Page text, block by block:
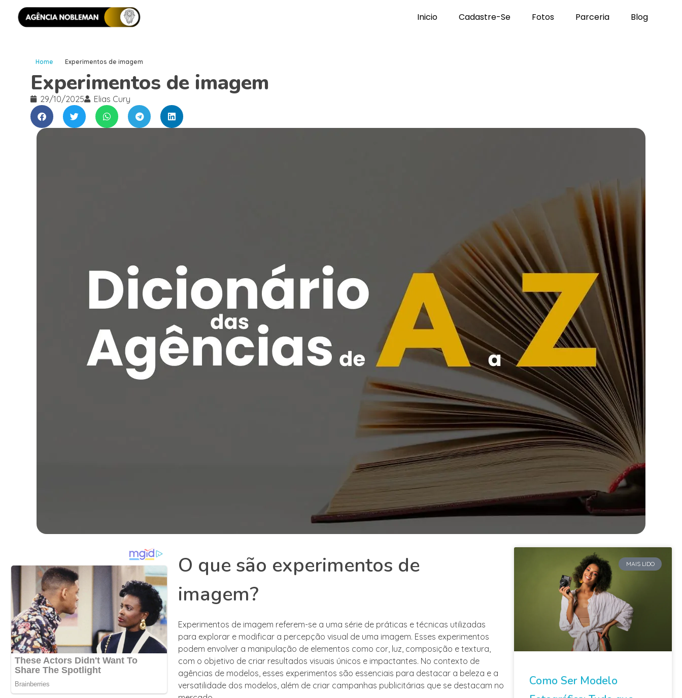
Inicio Cadastre-Se Fotos Parceria Blog
Home Experimentos de imagem
Experimentos de imagem
29/10/2025 Elias Cury
O que são experimentos de
imagem?
Experimentos de imagem referem-se a uma série de práticas e técnicas utilizadas
para explorar e modificar a percepção visual de uma imagem. Esses experimentos
podem envolver a manipulação de elementos como cor, luz, composição e textura,
com o objetivo de criar resultados visuais únicos e impactantes. No contexto de
agências de modelos, esses experimentos são essenciais para destacar a beleza e a
versatilidade dos modelos, além de criar campanhas publicitárias que se destacam no
MAIS LIDO
Como Ser Modelo